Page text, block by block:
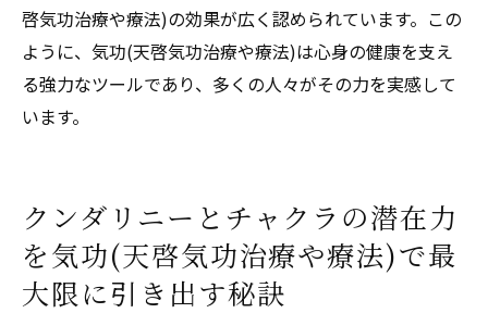
啓気功治療や療法)の効果が広く認められています。この
ように、気功(天啓気功治療や療法)は心身の健康を支え
る強力なツールであり、多くの人々がその力を実感して
います。
クンダリニーとチャクラの潜在力
を気功(天啓気功治療や療法)で最
大限に引き出す秘訣